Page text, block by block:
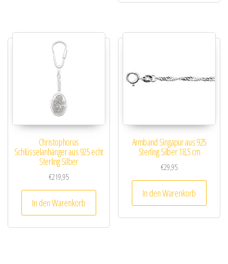
Christophorus
Schlüsselanhänger aus 925 echt
Sterling Silber
€219,95
In den Warenkorb
Armband Singapur aus 925
Sterling Silber 18,5 cm
€29,95
In den Warenkorb